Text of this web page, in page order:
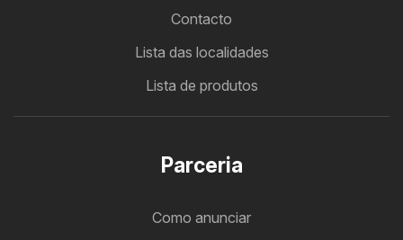
Contacto
Lista das localidades
Lista de produtos
Parceria
Como anunciar